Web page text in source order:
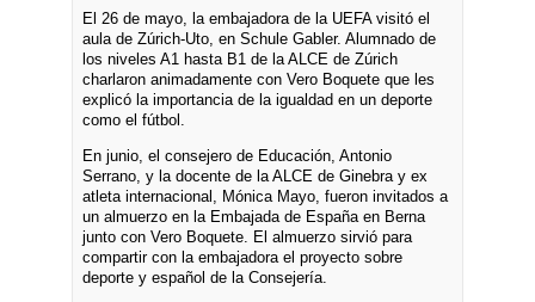
El 26 de mayo, la embajadora de la UEFA visitó el
aula de Zúrich-Uto, en Schule Gabler. Alumnado de
los niveles A1 hasta B1 de la ALCE de Zúrich
charlaron animadamente con Vero Boquete que les
explicó la importancia de la igualdad en un deporte
como el fútbol.
En junio, el consejero de Educación, Antonio
Serrano, y la docente de la ALCE de Ginebra y ex
atleta internacional, Mónica Mayo, fueron invitados a
un almuerzo en la Embajada de España en Berna
junto con Vero Boquete. El almuerzo sirvió para
compartir con la embajadora el proyecto sobre
deporte y español de la Consejería.